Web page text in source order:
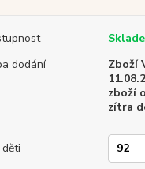
dodání
Zboží
zboží
zítra